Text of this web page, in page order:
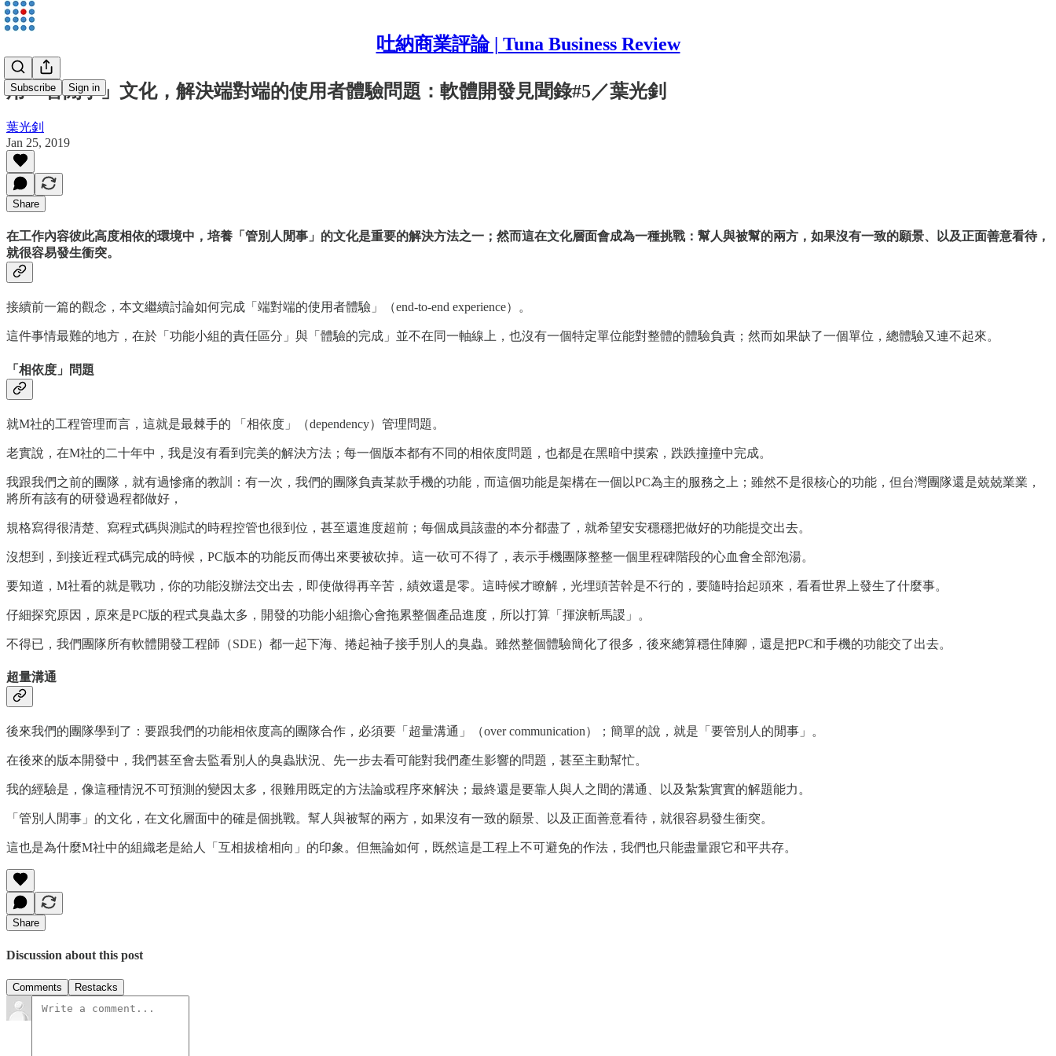
吐納商業評論 | Tuna Business Review
Subscribe Sign in
用「管閒事」文化，解決端對端的使用者體驗問題：軟體開發見聞錄#5／葉光釗
葉光釗
Jan 25, 2019
Share
在工作內容彼此高度相依的環境中，培養「管別人閒事」的文化是重要的解決方法之一；然而這在文化層面會成為一種挑戰：幫人與被幫的兩方，如果沒有一致的願景、以及正面善意看待，
就很容易發生衝突。
接續前一篇的觀念，本文繼續討論如何完成「端對端的使用者體驗」（end-to-end experience）。
這件事情最難的地方，在於「功能小組的責任區分」與「體驗的完成」並不在同一軸線上，也沒有一個特定單位能對整體的體驗負責；然而如果缺了一個單位，總體驗又連不起來。
「相依度」問題
就M社的工程管理而言，這就是最棘手的 「相依度」（dependency）管理問題。
老實說，在M社的二十年中，我是沒有看到完美的解決方法；每一個版本都有不同的相依度問題，也都是在黑暗中摸索，跌跌撞撞中完成。
我跟我們之前的團隊，就有過慘痛的教訓：有一次，我們的團隊負責某款手機的功能，而這個功能是架構在一個以PC為主的服務之上；雖然不是很核心的功能，但台灣團隊還是兢兢業業，
將所有該有的研發過程都做好，
規格寫得很清楚、寫程式碼與測試的時程控管也很到位，甚至還進度超前；每個成員該盡的本分都盡了，就希望安安穩穩把做好的功能提交出去。
沒想到，到接近程式碼完成的時候，PC版本的功能反而傳出來要被砍掉。這一砍可不得了，表示手機團隊整整一個里程碑階段的心血會全部泡湯。
要知道，M社看的就是戰功，你的功能沒辦法交出去，即使做得再辛苦，績效還是零。這時候才瞭解，光埋頭苦幹是不行的，要隨時抬起頭來，看看世界上發生了什麼事。
仔細探究原因，原來是PC版的程式臭蟲太多，開發的功能小組擔心會拖累整個產品進度，所以打算「揮淚斬馬謖」。
不得已，我們團隊所有軟體開發工程師（SDE）都一起下海、捲起袖子接手別人的臭蟲。雖然整個體驗簡化了很多，後來總算穩住陣腳，還是把PC和手機的功能交了出去。
超量溝通
後來我們的團隊學到了：要跟我們的功能相依度高的團隊合作，必須要「超量溝通」（over communication）；簡單的說，就是「要管別人的閒事」。
在後來的版本開發中，我們甚至會去監看別人的臭蟲狀況、先一步去看可能對我們產生影響的問題，甚至主動幫忙。
我的經驗是，像這種情況不可預測的變因太多，很難用既定的方法論或程序來解決；最終還是要靠人與人之間的溝通、以及紮紮實實的解題能力。
「管別人閒事」的文化，在文化層面中的確是個挑戰。幫人與被幫的兩方，如果沒有一致的願景、以及正面善意看待，就很容易發生衝突。
這也是為什麼M社中的組織老是給人「互相拔槍相向」的印象。但無論如何，既然這是工程上不可避免的作法，我們也只能盡量跟它和平共存。
Share
Discussion about this post
Comments Restacks